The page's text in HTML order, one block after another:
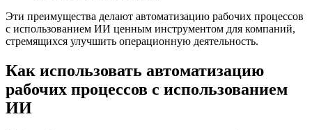
Эти преимущества делают автоматизацию рабочих процессов
с использованием ИИ ценным инструментом для компаний,
стремящихся улучшить операционную деятельность.
Как использовать автоматизацию
рабочих процессов с использованием
ИИ